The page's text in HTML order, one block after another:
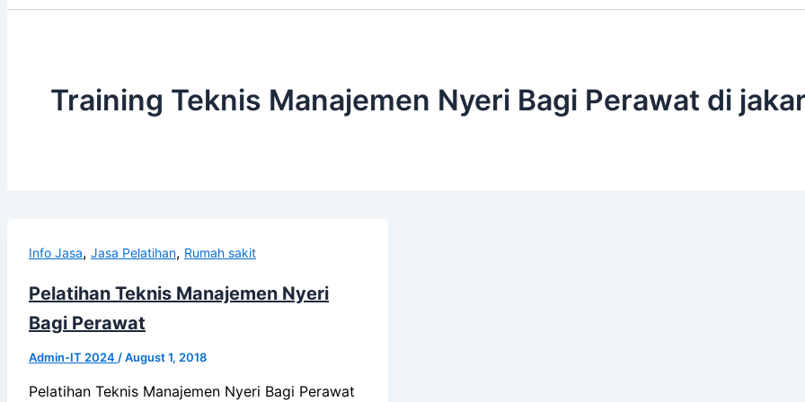
Training Teknis Manajemen Nyeri Bagi Perawat di
Info Jasa, Jasa Pelatihan, Rumah sakit
Pelatihan Teknis Manajemen Nyeri
Bagi Perawat
Admin-IT 2024 /August 1, 2018
Pelatihan Teknis Manajemen Nyeri Bagi Perawat